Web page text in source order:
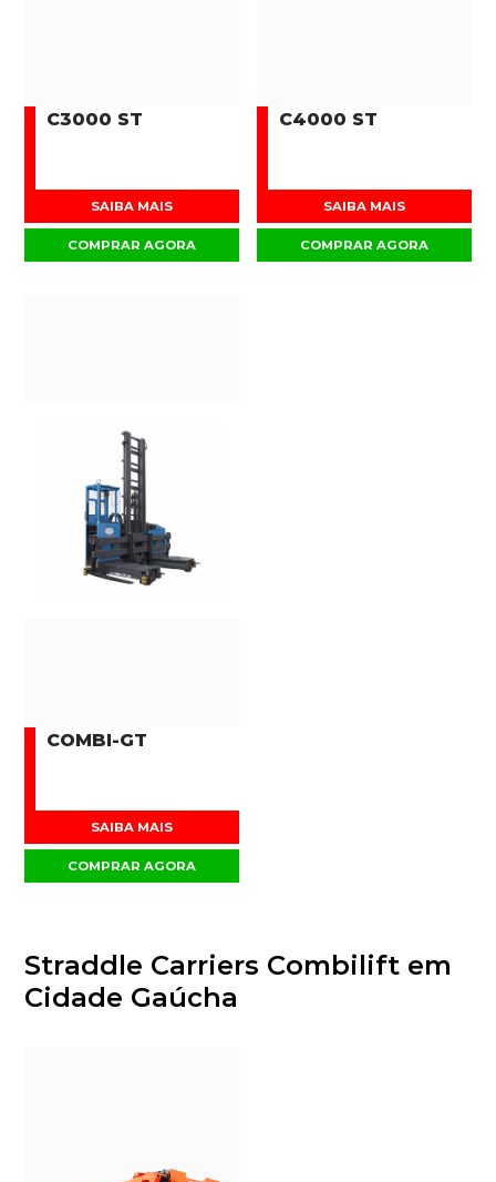
C3000 ST
SAIBA MAIS
COMPRAR AGORA
C4000 ST
SAIBA MAIS
COMPRAR AGORA
COMBI-GT
SAIBA MAIS
COMPRAR AGORA
Straddle Carriers Combilift em
Cidade Gaúcha